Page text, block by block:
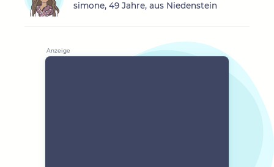
simone, 49 Jahre, aus Niedenstein